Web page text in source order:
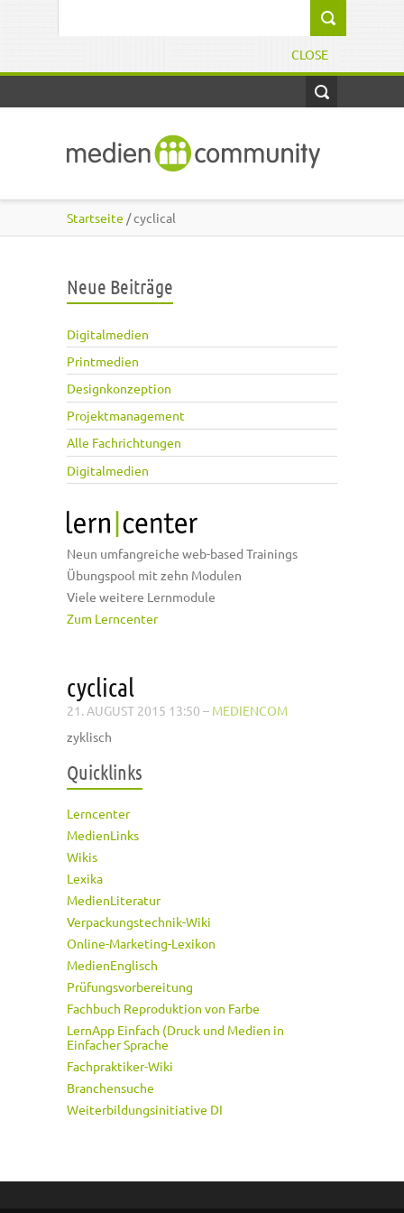
CLOSE
Startseite / cyclical
Neue Beiträge
Digitalmedien
Printmedien
Designkonzeption
Projektmanagement
Alle Fachrichtungen
Digitalmedien
Neun umfangreiche web-based Trainings
Übungspool mit zehn Modulen
Viele weitere Lernmodule
Zum Lerncenter
cyclical
21. AUGUST 2015 13:50 – MEDIENCOM
zyklisch
Quicklinks
Lerncenter
MedienLinks
Wikis
Lexika
MedienLiteratur
Verpackungstechnik-Wiki
Online-Marketing-Lexikon
MedienEnglisch
Prüfungsvorbereitung
Fachbuch Reproduktion von Farbe
LernApp Einfach (Druck und Medien in
Einfacher Sprache
Fachpraktiker-Wiki
Branchensuche
Weiterbildungsinitiative DI